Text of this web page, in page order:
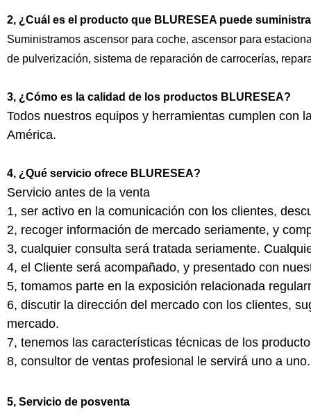
2, ¿Cuál esel producto que BLURESEA puede
Suministramosascensor para coche, ascensor para
de pulverización, sistema de reparación de carrocerías,
3, ¿Cómo es la calidad de los productos BLURESEA?
Todos nuestros equipos y herramientas cumplen con
América.
4, ¿Qué servicio ofrece BLURESEA?
Servicio antes de la venta
1, ser activo en la comunicación con los clientes,
2, recoger información de mercado seriamente, y
3, cualquier consulta será tratada seriamente.
4, el Cliente será acompañado, y presentado con
5, tomamos parte en la exposición relacionada
6, discutir la dirección del mercado con los clientes,
mercado.
7, tenemos las características técnicas de los
8, consultor de ventas profesional le servirá uno a uno.
5, Servicio de posventa